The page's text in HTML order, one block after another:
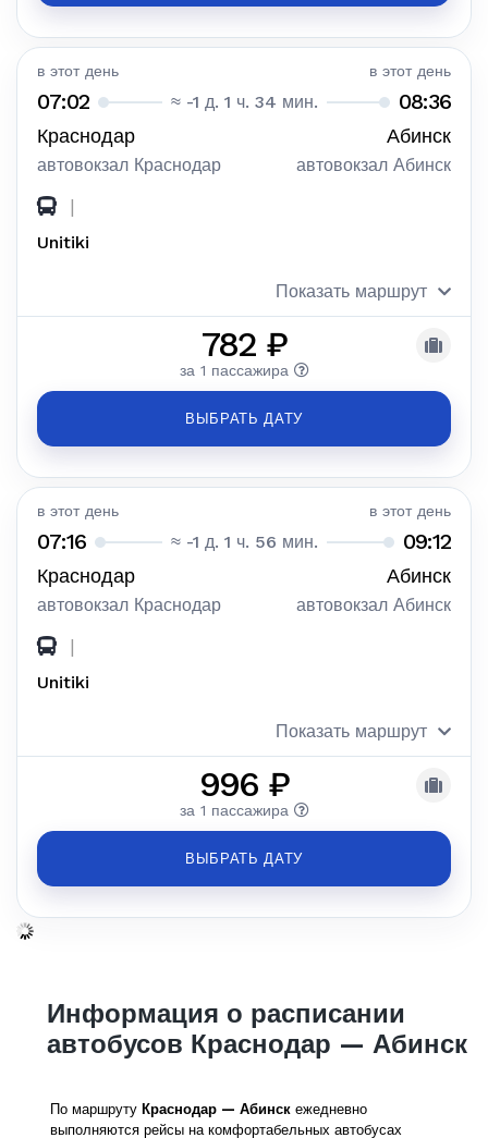
в этот день в этот день
07:02 ≈ -1 д. 1 ч. 34 мин. 08:36
Краснодар Абинск
автовокзал Краснодар автовокзал Абинск
|
Unitiki
Показать маршрут
782 ₽
за 1 пассажира
ВЫБРАТЬ ДАТУ
в этот день в этот день
07:16 ≈ -1 д. 1 ч. 56 мин. 09:12
Краснодар Абинск
автовокзал Краснодар автовокзал Абинск
|
Unitiki
Показать маршрут
996 ₽
за 1 пассажира
ВЫБРАТЬ ДАТУ
Информация о расписании
автобусов Краснодар — Абинск
По маршруту Краснодар — Абинск ежедневно
выполняются рейсы на комфортабельных автобусах